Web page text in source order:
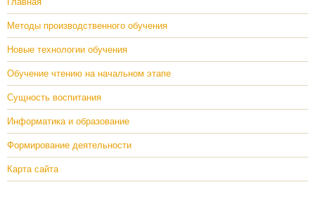
Методы производственного обучения
Новые технологии обучения
Обучение чтению на начальном этапе
Сущность воспитания
Информатика и образование
Формирование деятельности
Карта сайта